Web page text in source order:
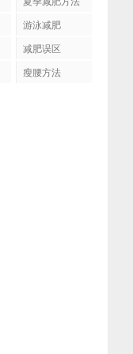
游泳减肥
减肥误区
瘦腰方法